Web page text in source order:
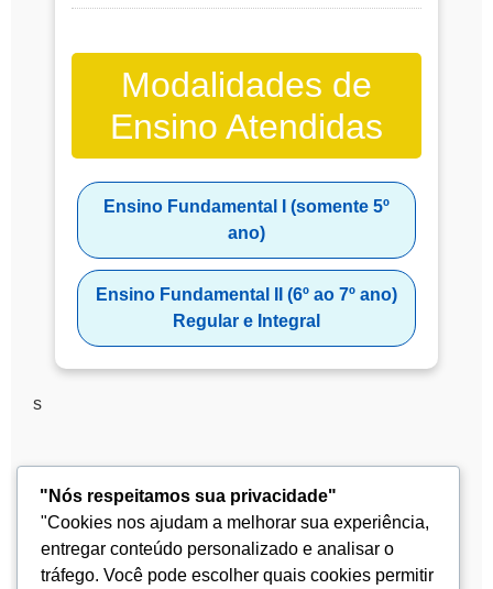
Modalidades de
Ensino Atendidas
Ensino Fundamental I (somente 5º
ano)
Ensino Fundamental II (6º ao 7º ano)
Regular e Integral
s
"Nós respeitamos sua privacidade"
"Cookies nos ajudam a melhorar sua experiência,
entregar conteúdo personalizado e analisar o
tráfego. Você pode escolher quais cookies permitir